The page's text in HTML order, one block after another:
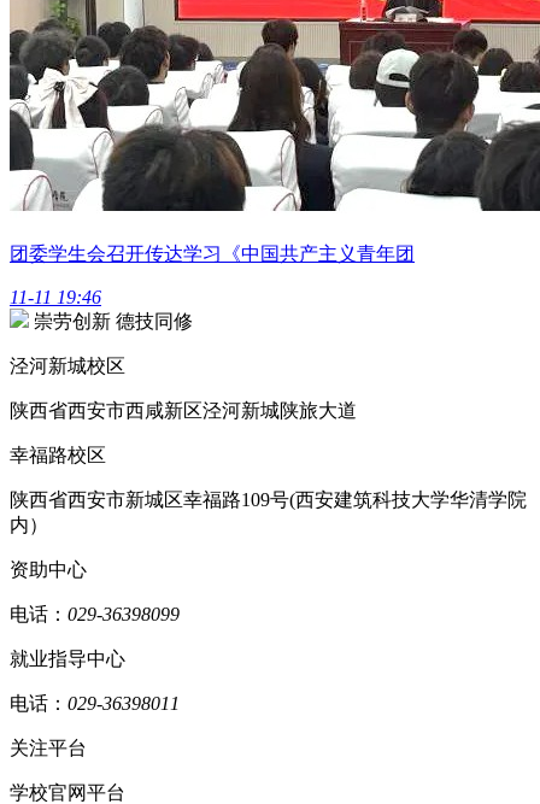
团委学生会召开传达学习《中国共产主义青年团
11-11 19:46
崇劳创新 德技同修
泾河新城校区
陕西省西安市西咸新区泾河新城陕旅大道
幸福路校区
陕西省西安市新城区幸福路109号(西安建筑科技大学华清学院
内）
资助中心
电话： 029-36398099
就业指导中心
电话： 029-36398011
关注平台
学校官网平台